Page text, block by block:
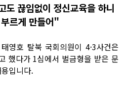
도 끊임없이 정신교육을 하니
르게 만들어"
영호 탈북 국회의원이 4·3사건은
했다가 1심에서 벌금형을 받은 문
입니다.